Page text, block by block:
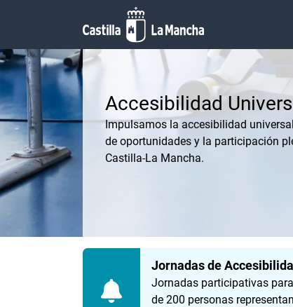
Pasar al contenido principal
Accesibilidad
Impulsamos la accesibilidad
de oportunidades y la participación
Castilla-La Mancha.
Jornadas de
Jornadas participativas
de 200 personas